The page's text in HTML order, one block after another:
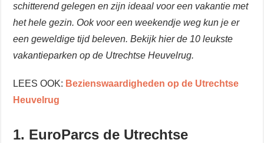
schitterend gelegen en zijn ideaal voor een vakantie met
het hele gezin. Ook voor een weekendje weg kun je er
een geweldige tijd beleven. Bekijk hier de 10 leukste
vakantieparken op de Utrechtse Heuvelrug.
LEES OOK: Bezienswaardigheden op de Utrechtse
Heuvelrug
1. EuroParcs de Utrechtse